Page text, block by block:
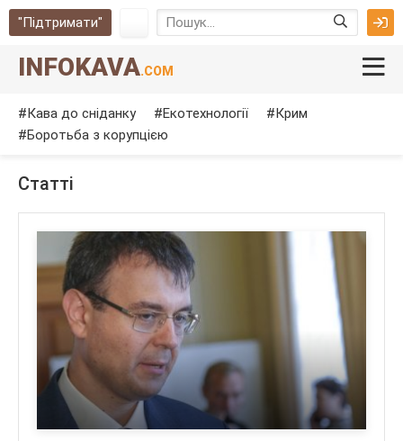
"Підтримати"
INFOKAVA.COM
Кава до сніданку Екотехнології
Крим
Боротьба з корупцією
Cтатті